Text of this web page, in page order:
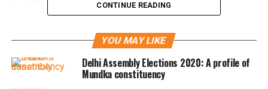
RELATED TOPICS: DELHI ELECTIONS 2020
UP NEXT
Delhi Elections 2020: Profile Delhi Cantt. constituency
CONTINUE READING
YOU MAY LIKE
Delhi Assembly Elections 2020: A profile of
Mundka constituency